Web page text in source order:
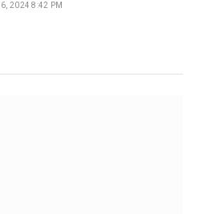
6, 2024 8:42 PM